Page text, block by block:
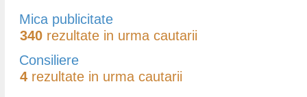
Mica publicitate
340 rezultate in urma cautarii
Consiliere
4 rezultate in urma cautarii